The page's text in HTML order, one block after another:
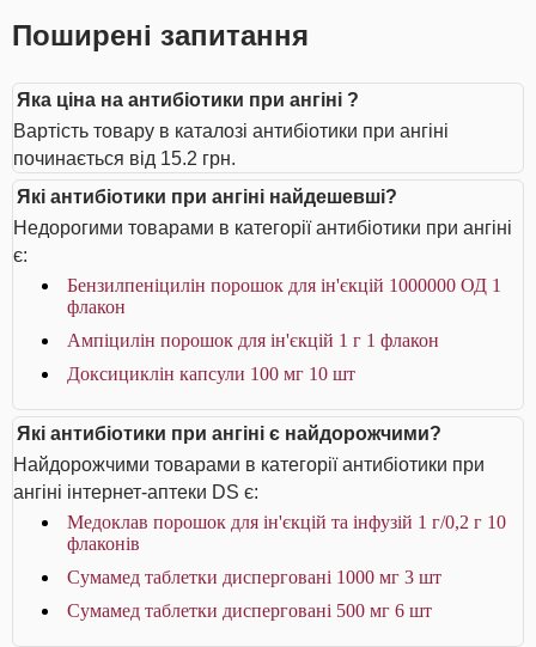
Поширені запитання
Яка ціна на антибіотики при ангіні ?
Вартість товару в каталозі антибіотики при ангіні
починається від 15.2 грн.
Які антибіотики при ангіні найдешевші?
Недорогими товарами в категорії антибіотики при ангіні
є:
Бензилпеніцилін порошок для ін'єкцій 1000000 ОД 1
флакон
Ампіцилін порошок для ін'єкцій 1 г 1 флакон
Доксициклін капсули 100 мг 10 шт
Які антибіотики при ангіні є найдорожчими?
Найдорожчими товарами в категорії антибіотики при
ангіні інтернет-аптеки DS є:
Медоклав порошок для ін'єкцій та інфузій 1 г/0,2 г 10
флаконів
Сумамед таблетки дисперговані 1000 мг 3 шт
Сумамед таблетки дисперговані 500 мг 6 шт